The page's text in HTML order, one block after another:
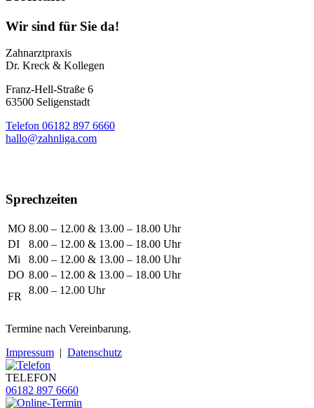
Wir sind für Sie da!
Zahnarztpraxis
Dr. Kreck & Kollegen
Franz-Hell-Straße 6
63500 Seligenstadt
Telefon 06182 897 6660
hallo@zahnliga.com
Sprechzeiten
MO 8.00 – 12.00 & 13.00 – 18.00 Uhr
DI
8.00 – 12.00 & 13.00 – 18.00 Uhr
Mi
8.00 – 12.00 & 13.00 – 18.00 Uhr
DO 8.00 – 12.00 & 13.00 – 18.00 Uhr
FR
8.00 – 12.00 Uhr
Termine nach Vereinbarung.
Impressum | Datenschutz
TELEFON
06182 897 6660